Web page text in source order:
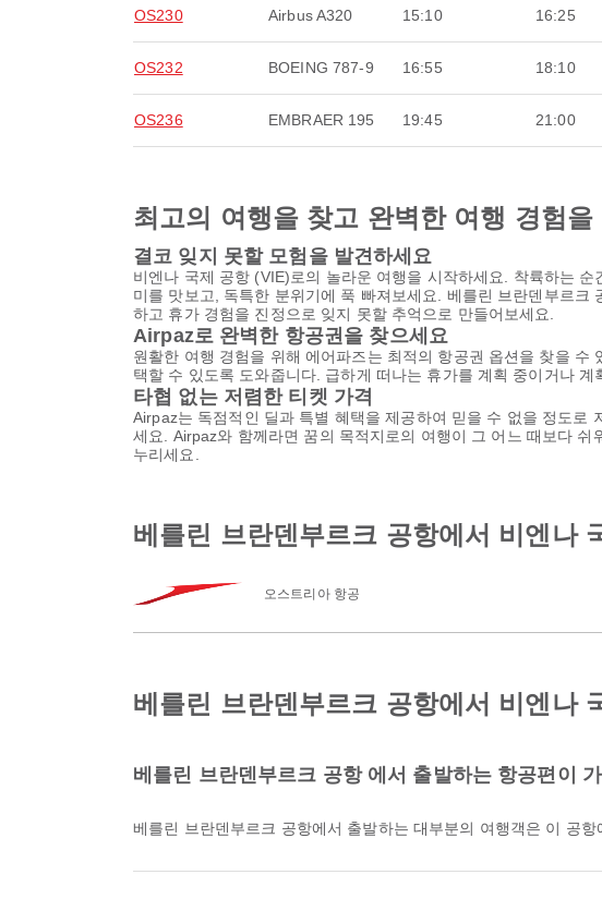
OS230 Airbus A320 15:10 16:25
OS232 BOEING 787-9 16:55 18:10
OS236 EMBRAER 195 19:45 21:00
최고의 여행을 찾고 완벽한 여행 경험을
결코 잊지 못할 모험을 발견하세요
비엔나 국제 공항 (VIE)로의 놀라운 여행을 시작하세요. 착륙하는
미를 맛보고, 독특한 분위기에 푹 빠져보세요. 베를린 브란덴부르
하고 휴가 경험을 진정으로 잊지 못할 추억으로 만들어보세요.
Airpaz로 완벽한 항공권을 찾으세요
원활한 여행 경험을 위해 에어파즈는 최적의 항공권 옵션을 찾을
택할 수 있도록 도와줍니다. 급하게 떠나는 휴가를 계획 중이거나
타협 없는 저렴한 티켓 가격
Airpaz는 독점적인 딜과 특별 혜택을 제공하여 믿을 수 없을 정도로
세요. Airpaz와 함께라면 꿈의 목적지로의 여행이 그 어느 때보다
누리세요.
베를린 브란덴부르크 공항에서 비엔나
오스트리아 항공
베를린 브란덴부르크 공항에서 비엔나
베를린 브란덴부르크 공항 에서 출발하는 항공편이
베를린 브란덴부르크 공항에서 출발하는 대부분의 여행객은 이 공